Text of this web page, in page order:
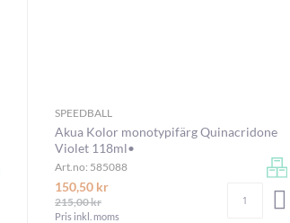
LÄGG I VARUKORGEN
SPEEDBALL
Akua Kolor monotypifärg Quinacridone
Violet 118ml•
Art.no: 585088
150,50 kr
215,00 kr
Pris inkl. moms